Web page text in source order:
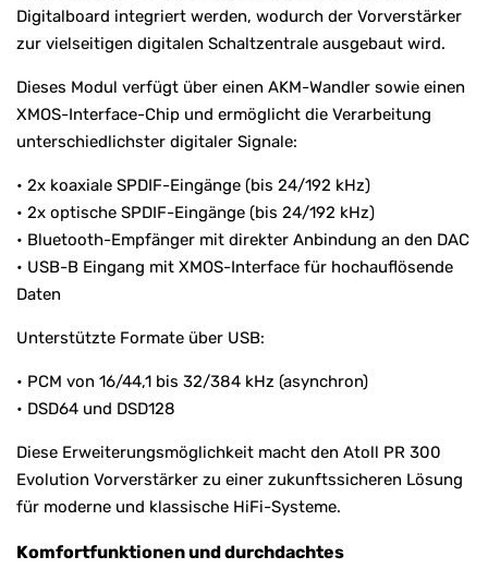
Digitalboard integriert werden, wodurch der Vorverstärker
zur vielseitigen digitalen Schaltzentrale ausgebaut wird.
Dieses Modul verfügt über einen AKM-Wandler sowie einen
XMOS-Interface-Chip und ermöglicht die Verarbeitung
unterschiedlichster digitaler Signale:
• 2x koaxiale SPDIF-Eingänge (bis 24/192 kHz)
• 2x optische SPDIF-Eingänge (bis 24/192 kHz)
• Bluetooth-Empfänger mit direkter Anbindung an den DAC
• USB-B Eingang mit XMOS-Interface für hochauflösende
Daten
Unterstützte Formate über USB:
• PCM von 16/44,1 bis 32/384 kHz (asynchron)
• DSD64 und DSD128
Diese Erweiterungsmöglichkeit macht den Atoll PR 300
Evolution Vorverstärker zu einer zukunftssicheren Lösung
für moderne und klassische HiFi-Systeme.
Komfortfunktionen und durchdachtes